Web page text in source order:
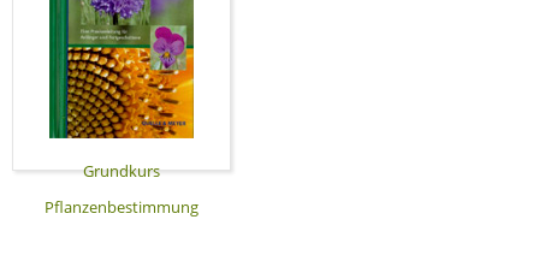
Grundkurs
Pflanzenbestimmung